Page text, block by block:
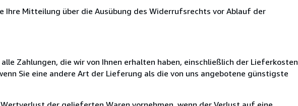
Mitteilung über die Ausübung des Widerrufsrechts vor Ablauf der
Zahlungen, die wir von Ihnen erhalten haben, einschließlich der Lieferkosten
Sie eine andere Art der Lieferung als die von uns angebotene günstigste